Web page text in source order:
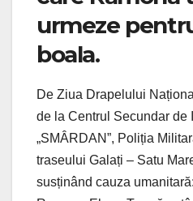
urmeze
boala.
De Ziua Drapelului
de la Centrul Secundar de
„SMÂRDAN”, Poliția
traseului Galați – Satu
susținând cauza